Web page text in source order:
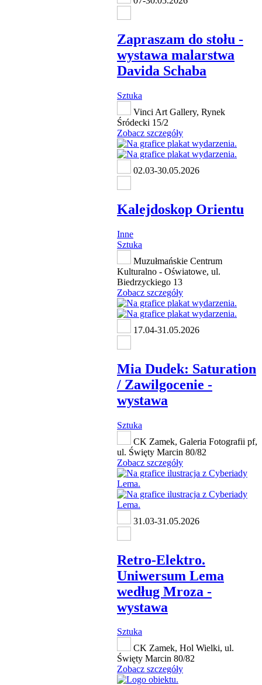
Zapraszam do stołu -
wystawa malarstwa
Davida Schaba
Sztuka
Vinci Art Gallery, Rynek
Śródecki 15/2
Zobacz szczegóły
02.03-30.05.2026
Kalejdoskop Orientu
Inne
Sztuka
Muzułmańskie Centrum
Kulturalno - Oświatowe, ul.
Biedrzyckiego 13
Zobacz szczegóły
17.04-31.05.2026
Mia Dudek: Saturation
/ Zawilgocenie -
wystawa
Sztuka
CK Zamek, Galeria Fotografii pf,
ul. Święty Marcin 80/82
Zobacz szczegóły
31.03-31.05.2026
Retro-Elektro.
Uniwersum Lema
według Mroza -
wystawa
Sztuka
CK Zamek, Hol Wielki, ul.
Święty Marcin 80/82
Zobacz szczegóły